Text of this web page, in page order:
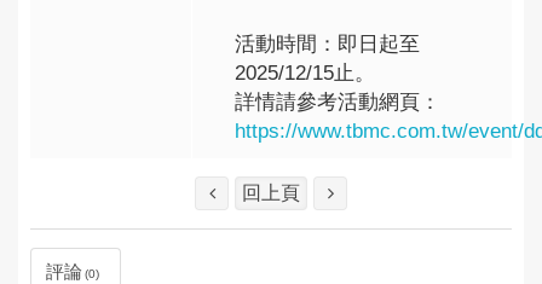
活動時間：即日起至
2025/12/15止。
詳情請參考活動網頁：
https://www.tbmc.com.tw/event/
回上頁
評論 0